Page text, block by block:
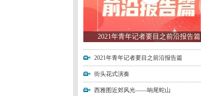
2021年青年记者要目之前沿报告篇
2021年青年记者要目之前沿报告篇
街头花式演奏
西雅图近郊风光——响尾蛇山